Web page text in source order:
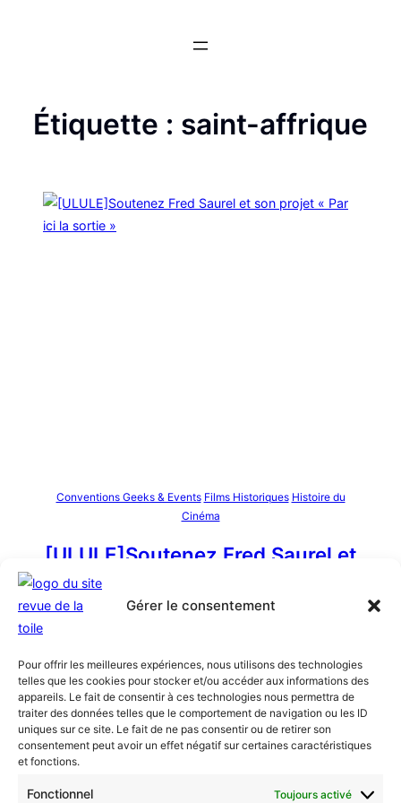
Gérer le consentement
Pour offrir les meilleures expériences, nous utilisons des technologies
telles que les cookies pour stocker et/ou accéder aux informations des
appareils. Le fait de consentir à ces technologies nous permettra de
traiter des données telles que le comportement de navigation ou les ID
uniques sur ce site. Le fait de ne pas consentir ou de retirer son
consentement peut avoir un effet négatif sur certaines caractéristiques
et fonctions.
Fonctionnel Toujours activé
Étiquette : saint-affrique
Conventions Geeks & Events Films Historiques Histoire du
Cinéma
[ULULE]Soutenez Fred Saurel et
son projet « Par ici la sortie »
31 mai 2024Tsilla
Il lance un financement participatif pour raconter la
folle aventure de son film Bâtards ! à travers son
documentaire Par ici la sortie.